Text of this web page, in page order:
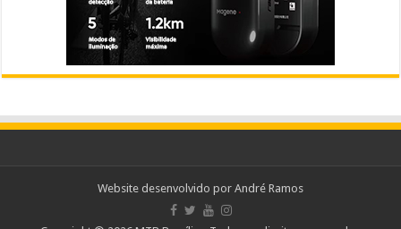
Website desenvolvido por André Ramos